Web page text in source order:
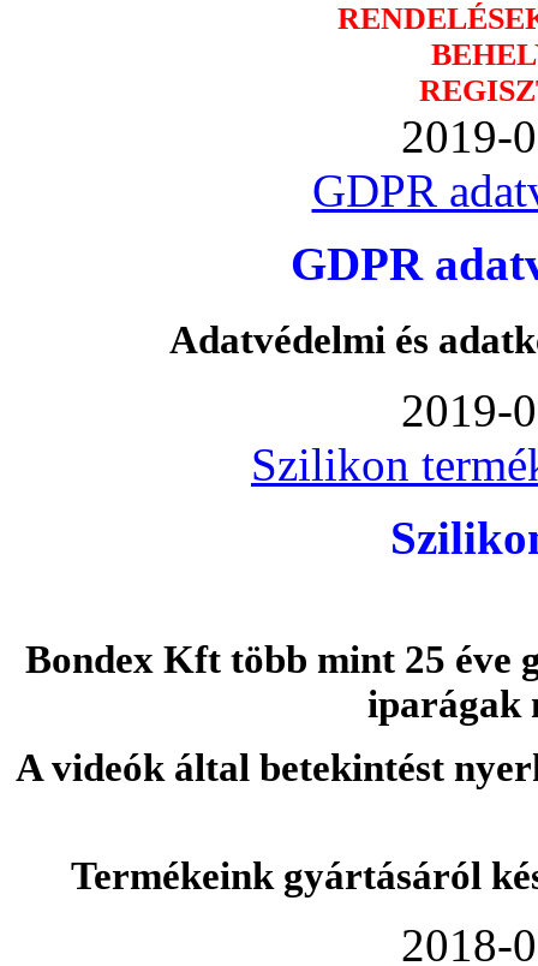
2019-
GDPR
GDPR
Adatvédelmi és
2019-
Szilikon
Bondex Kft több mint 25 éve
iparágak
A videók által betekintést
Termékeink gyártásáról
2018-